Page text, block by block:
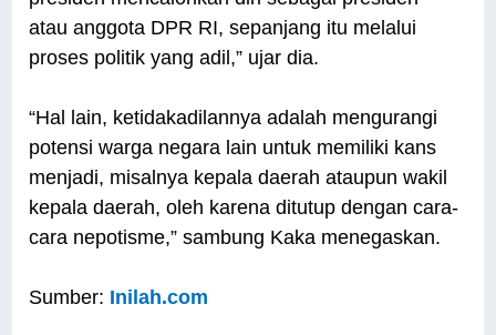
atau anggota DPR RI, sepanjang itu melalui
proses politik yang adil,” ujar dia.
“Hal lain, ketidakadilannya adalah mengurangi
potensi warga negara lain untuk memiliki kans
menjadi, misalnya kepala daerah ataupun wakil
kepala daerah, oleh karena ditutup dengan cara-
cara nepotisme,” sambung Kaka menegaskan.
Sumber: Inilah.com